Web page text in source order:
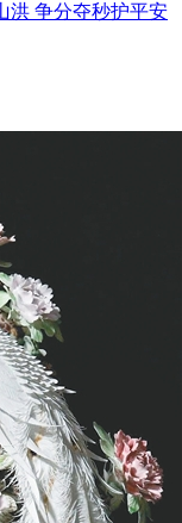
洪 争分夺秒护平安